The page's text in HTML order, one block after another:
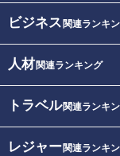
ビジネス 関連ランキ
人材関連ランキング
トラベル関連ランキ
レジャー関連ランキ